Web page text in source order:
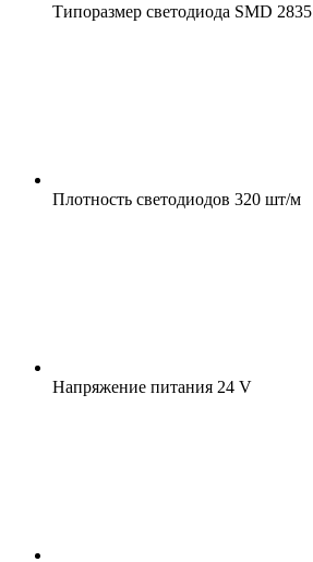
Типоразмер светодиода SMD 2835
Плотность светодиодов 320 шт/м
Напряжение питания 24 V